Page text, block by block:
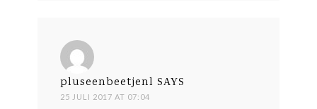
pluseenbeetjenl SAYS
25 JULI 2017 AT 07:04